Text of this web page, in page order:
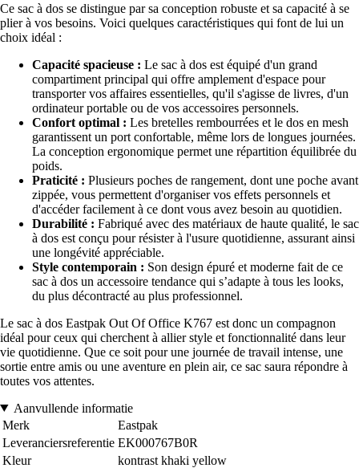
Ce sac à dos se distingue par sa conception robuste et sa capacité à se
plier à vos besoins. Voici quelques caractéristiques qui font de lui un
choix idéal :
Capacité spacieuse : Le sac à dos est équipé d'un grand
compartiment principal qui offre amplement d'espace pour
transporter vos affaires essentielles, qu'il s'agisse de livres, d'un
ordinateur portable ou de vos accessoires personnels.
Confort optimal : Les bretelles rembourrées et le dos en mesh
garantissent un port confortable, même lors de longues journées.
La conception ergonomique permet une répartition équilibrée du
poids.
Praticité : Plusieurs poches de rangement, dont une poche avant
zippée, vous permettent d'organiser vos effets personnels et
d'accéder facilement à ce dont vous avez besoin au quotidien.
Durabilité : Fabriqué avec des matériaux de haute qualité, le sac
à dos est conçu pour résister à l'usure quotidienne, assurant ainsi
une longévité appréciable.
Style contemporain : Son design épuré et moderne fait de ce
sac à dos un accessoire tendance qui s’adapte à tous les looks,
du plus décontracté au plus professionnel.
Le sac à dos Eastpak Out Of Office K767 est donc un compagnon
idéal pour ceux qui cherchent à allier style et fonctionnalité dans leur
vie quotidienne. Que ce soit pour une journée de travail intense, une
sortie entre amis ou une aventure en plein air, ce sac saura répondre à
toutes vos attentes.
Aanvullende informatie
Merk
Eastpak
Leveranciersreferentie EK000767B0R
Kleur
kontrast khaki yellow